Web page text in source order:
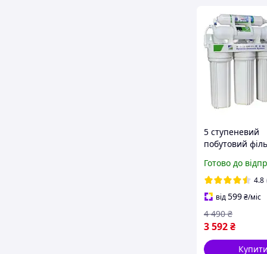
5 ступеневий
побутовий
квартиру під
очищення
Stanko UF
Готово до
4.8
від599₴/міс
3 592₴
4 490 ₴
Купити